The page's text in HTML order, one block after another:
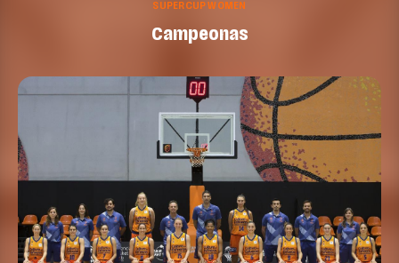
SUPERCUP WOMEN
Campeonas